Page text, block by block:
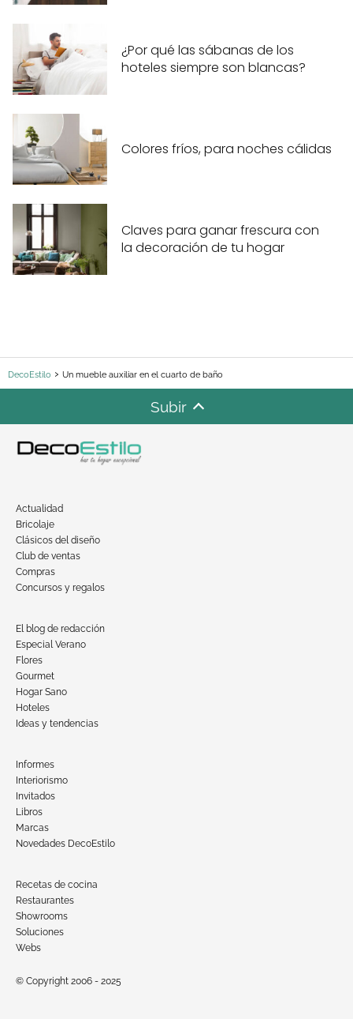
¿Por qué las sábanas de los
hoteles siempre son blancas?
Colores fríos, para noches cálidas
Claves para ganar frescura con
la decoración de tu hogar
DecoEstilo Un mueble auxiliar en el cuarto de baño
Subir
Actualidad
Bricolaje
Clásicos del diseño
Club de ventas
Compras
Concursos y regalos
El blog de redacción
Especial Verano
Flores
Gourmet
Hogar Sano
Hoteles
Ideas y tendencias
Informes
Interiorismo
Invitados
Libros
Marcas
Novedades DecoEstilo
Recetas de cocina
Restaurantes
Showrooms
Soluciones
Webs
© Copyright 2006 - 2025